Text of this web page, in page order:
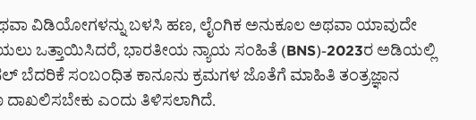
ವಿಡಿಯೋಗಳನ್ನು ಬಳಸಿ ಹಣ, ಲೈಂಗಿಕ ಅನುಕೂಲ ಅಥವಾ ಯಾವುದೇ
ಒತ್ತಾಯಿಸಿದರೆ, ಭಾರತೀಯ ನ್ಯಾಯ ಸಂಹಿತೆ (BNS)-2023ರ ಅಡಿಯಲ್ಲಿ
ಬೆದರಿಕೆ ಸಂಬಂಧಿತ ಕಾನೂನು ಕ್ರಮಗಳ ಜೊತೆಗೆ ಮಾಹಿತಿ ತಂತ್ರಜ್ಞಾನ
ಎಂದು ತಿಳಿಸಲಾಗಿದೆ.